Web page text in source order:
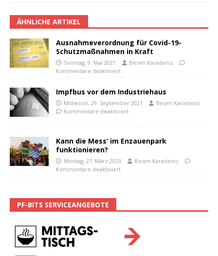
ÄHNLICHE ARTIKEL
Ausnahmeverordnung für Covid-19-
Schutzmaßnahmen in Kraft
Sonntag, 9. Mai 2021
Besim Karadeniz
Kommentare deaktiviert
Impfbus vor dem Industriehaus
Mittwoch, 29. September 2021
Besim Karadeniz
Kommentare deaktiviert
Kann die Mess‘ im Enzauenpark
funktionieren?
Montag, 27. März 2023
Besim Karadeniz
Kommentare deaktiviert
PF-BITS SERVICEANGEBOTE